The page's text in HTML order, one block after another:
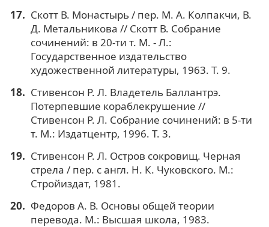
Скотт В. Монастырь / пер. М. А. Колпакчи, В.
Д. Метальникова // Скотт В. Собрание
сочинений: в 20-ти т. М. - Л.:
Государственное издательство
художественной литературы, 1963. Т. 9.
Стивенсон Р. Л. Владетель Баллантрэ.
Потерпевшие кораблекрушение //
Стивенсон Р. Л. Собрание сочинений: в 5-ти
т. М.: Издатцентр, 1996. Т. 3.
Стивенсон Р. Л. Остров сокровищ. Черная
стрела / пер. с англ. Н. К. Чуковского. М.:
Стройиздат, 1981.
Федоров А. В. Основы общей теории
перевода. М.: Высшая школа, 1983.